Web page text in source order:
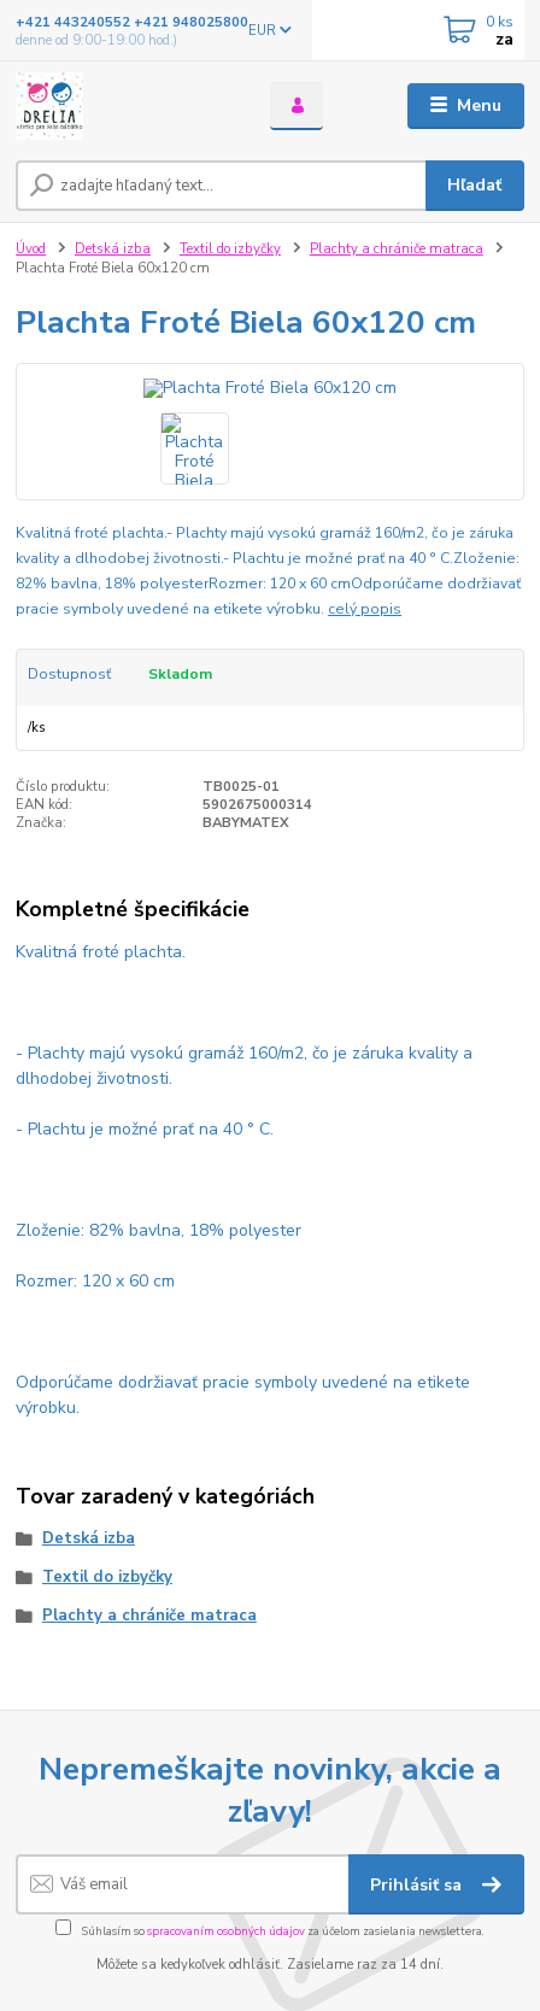
Menu
EUR
Hľadať
+421 443240552 +421 948025800
denne od 9:00-19:00 hod.)
0 ks
za
Úvod Detská izba Textil do izbyčky
Plachty a chrániče matraca
Plachta Froté Biela 60x120 cm
Plachta Froté Biela 60x120 cm
Kvalitná froté plachta.- Plachty majú vysokú gramáž 160/m2, čo je záruka
kvality a dlhodobej životnosti.- Plachtu je možné prať na 40 ° C.Zloženie:
82% bavlna, 18% polyesterRozmer: 120 x 60 cmOdporúčame dodržiavať
pracie symboly uvedené na etikete výrobku. celý popis
Dostupnosť Skladom
/ks
Číslo produktu:
TB0025-01
EAN kód:
5902675000314
Značka:
BABYMATEX
Kompletné špecifikácie
Kvalitná froté plachta.
- Plachty majú vysokú gramáž 160/m2, čo je záruka kvality a
dlhodobej životnosti.
- Plachtu je možné prať na 40 ° C.
Zloženie: 82% bavlna, 18% polyester
Rozmer: 120 x 60 cm
Odporúčame dodržiavať pracie symboly uvedené na etikete
výrobku.
Tovar zaradený v kategóriách
Detská izba
Textil do izbyčky
Plachty a chrániče matraca
Nepremeškajte novinky, akcie a
zľavy!
Prihlásiť sa
Súhlasím sospracovaním osobných údajov za účelom zasielania newslettera.
Môžete sa kedykoľvek odhlásiť. Zasielame raz za 14 dní.